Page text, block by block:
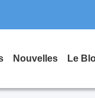
Nouvelles Le